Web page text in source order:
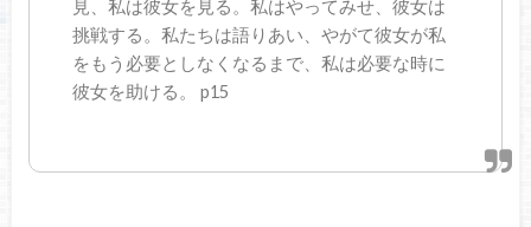
見、私は彼女を見る。私はやってみせ、彼女は
挑戦する。私たちは語りあい、やがて彼女が私
をもう必要としなくなるまで、私は必要な時に
彼女を助ける。 p15